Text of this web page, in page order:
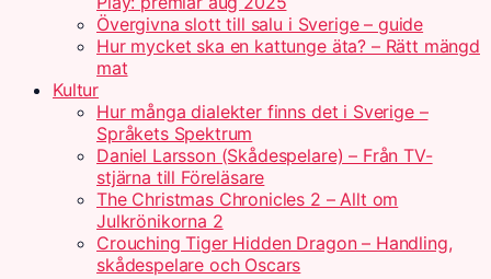
Övergivna slott till salu i Sverige – guide
Hur mycket ska en kattunge äta? – Rätt mängd
mat
Kultur
Hur många dialekter finns det i Sverige –
Språkets Spektrum
Daniel Larsson (Skådespelare) – Från TV-
stjärna till Föreläsare
The Christmas Chronicles 2 – Allt om
Julkrönikorna 2
Crouching Tiger Hidden Dragon – Handling,
skådespelare och Oscars